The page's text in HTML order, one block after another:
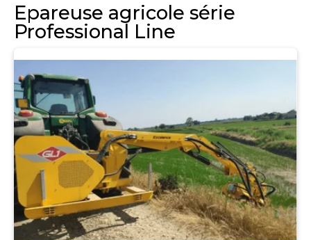
Epareuse agricole série
Professional Line